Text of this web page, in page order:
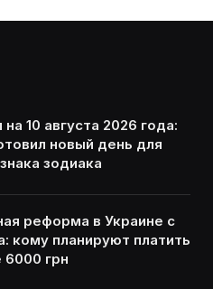
10 августа 2026 года:
новый день для
зодиака
реформа в Украине с
кому планируют платить
грн